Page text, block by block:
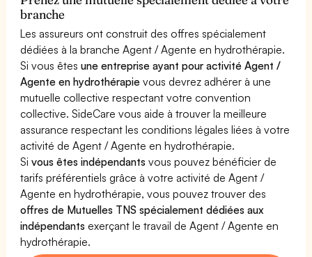
branche
Les assureurs ont construit des offres spécialement
dédiées à la branche Agent / Agente en hydrothérapie.
Si vous êtesune entreprise ayant pour activité Agent /
Agente en hydrothérapie vous devrez adhérer à une
mutuelle collective respectant votre convention
collective. SideCare vous aide à trouver la meilleure
assurance respectant les conditions légales liées à votre
activité de Agent / Agente en hydrothérapie.
Sivous êtes indépendants vous pouvez bénéficier de
tarifs préférentiels grâce à votre activité de Agent /
Agente en hydrothérapie, vous pouvez trouver des
offres de Mutuelles TNS spécialement dédiées aux
indépendants exerçant le travail de Agent / Agente en
hydrothérapie.